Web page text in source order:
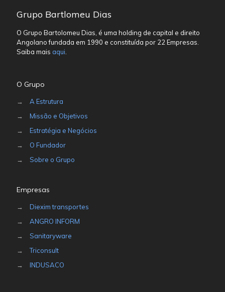
Grupo Bartlomeu Dias
O Grupo Bartolomeu Dias, é uma holding de capital e direito
Angolano fundada em 1990 e constituída por 22 Empresas.
Saiba mais aqui
O Grupo
→
A Estrutura
→
Missão e Objetivos
→
Estratégia e Negócios
→
O Fundador
→
Sobre o Grupo
Empresas
→
Diexim transportes
→
ANGRO INFORM
→
Sanitaryware
→
Triconsult
→
INDUSACO